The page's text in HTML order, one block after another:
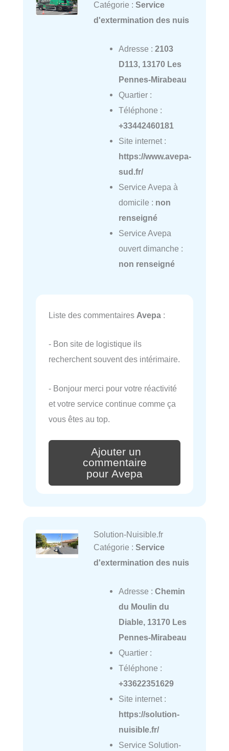
Catégorie : Service
d'extermination des nuis
Adresse : 2103
D113, 13170 Les
Pennes-Mirabeau
Quartier :
Téléphone :
+33442460181
Site internet :
https://www.avepa-
sud.fr/
Service Avepa à
domicile : non
renseigné
Service Avepa
ouvert dimanche :
non renseigné
Liste des commentaires Avepa :
- Bon site de logistique ils
recherchent souvent des intérimaire.
- Bonjour merci pour votre réactivité
et votre service continue comme ça
vous êtes au top.
Ajouter un
commentaire
pour Avepa
Solution-Nuisible.fr
Catégorie : Service
d'extermination des nuis
Adresse : Chemin
du Moulin du
Diable, 13170 Les
Pennes-Mirabeau
Quartier :
Téléphone :
+33622351629
Site internet :
https://solution-
nuisible.fr/
Service Solution-